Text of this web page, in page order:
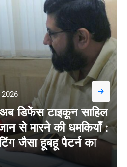
2026
डिफेंस टाइकून साहिल
से मारने की धमकियाँ :
जैसा हूबहू पैटर्न का